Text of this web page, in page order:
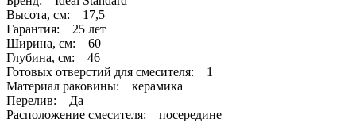
Высота, см: 17,5
Гарантия: 25 лет
Ширина, см: 60
Глубина, см: 46
Готовых отверстий для смесителя: 1
Материал раковины: керамика
Перелив: Да
Расположение смесителя: посередине